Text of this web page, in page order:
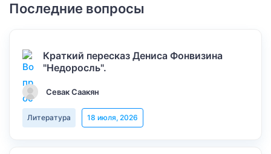
Последние вопросы
Краткий пересказ Дениса Фонвизина
"Недоросль".
Севак Саакян
Литература 18 июля, 2026